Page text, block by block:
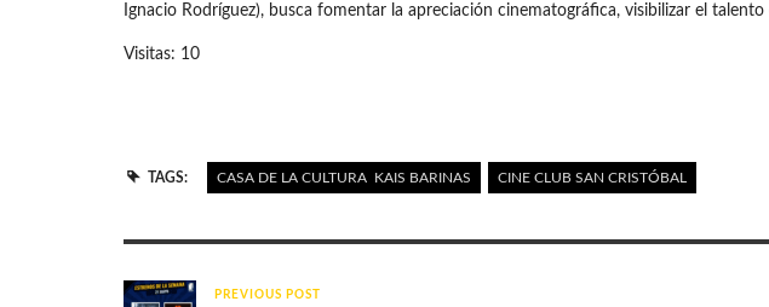
Ignacio Rodríguez), busca fomentar la apreciación cinematográfica, visibilizar el
Visitas: 10
TAGS: CASA DE LA CULTURA KAIS BARINAS CINE CLUB SAN CRISTÓBAL
PREVIOUS POST